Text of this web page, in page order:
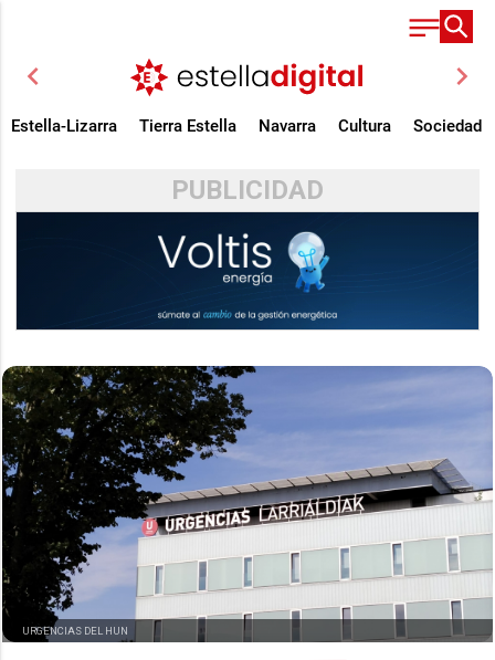
chevron_left chevron_right
Estella-Lizarra Tierra Estella Navarra Cultura Sociedad
PUBLICIDAD
URGENCIAS DEL HUN